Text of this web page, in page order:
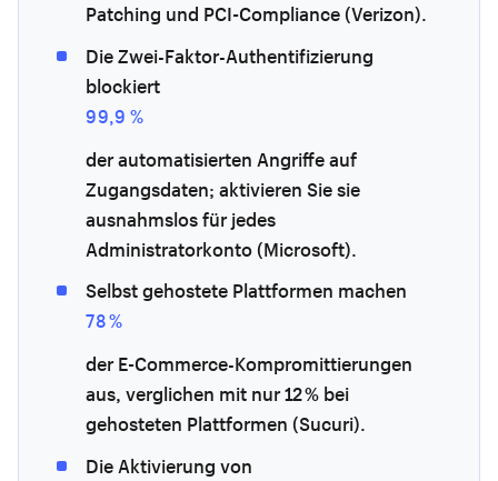
Patching und PCI-Compliance (Verizon).
Die Zwei-Faktor-Authentifizierung
blockiert
99,9 %
der automatisierten Angriffe auf
Zugangsdaten; aktivieren Sie sie
ausnahmslos für jedes
Administratorkonto (Microsoft).
Selbst gehostete Plattformen machen
78 %
der E-Commerce-Kompromittierungen
aus, verglichen mit nur 12 % bei
gehosteten Plattformen (Sucuri).
Die Aktivierung von